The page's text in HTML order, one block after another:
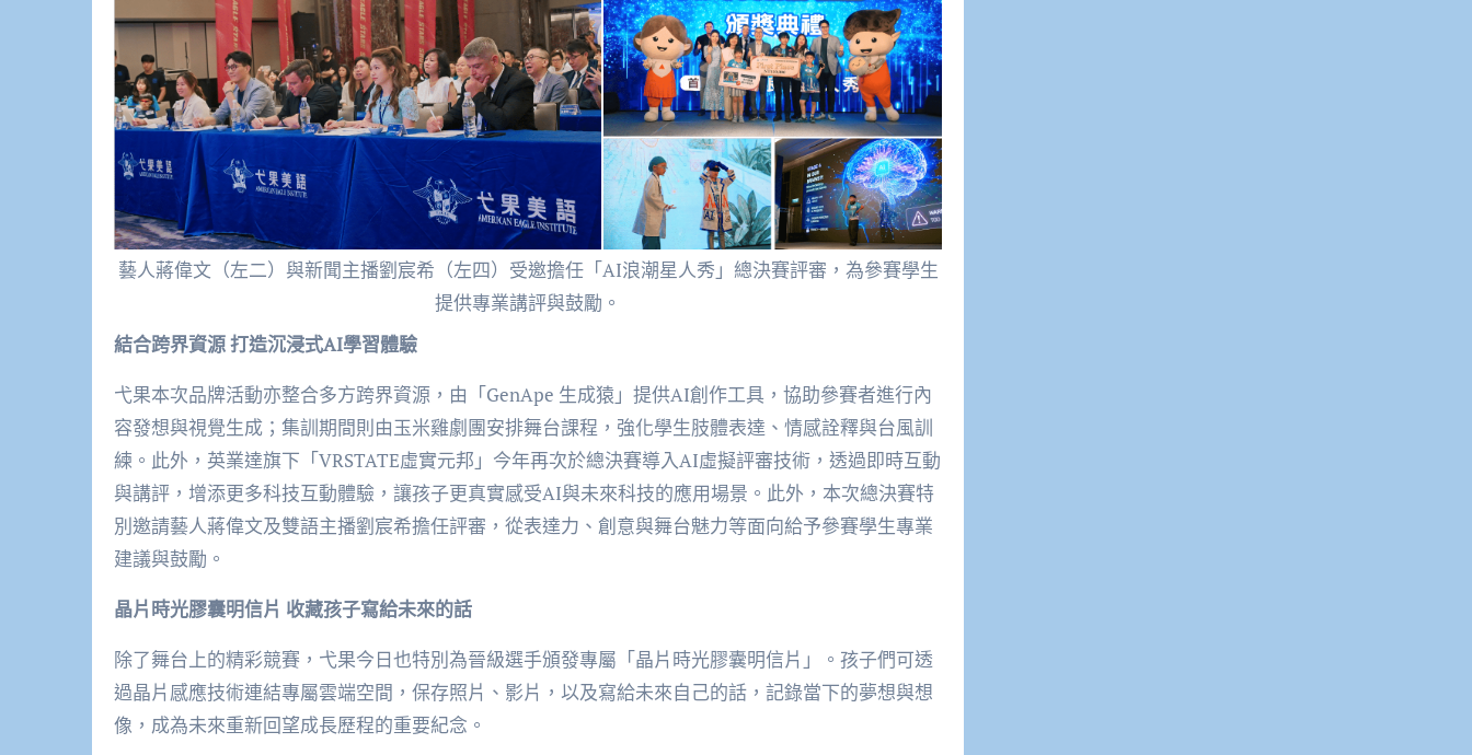
藝人蔣偉文（左二）與新聞主播劉宸希（左四）受邀擔任「AI浪潮星人秀」總決賽評審，為參賽學生
提供專業講評與鼓勵。
結合跨界資源 打造沉浸式AI學習體驗
弋果本次品牌活動亦整合多方跨界資源，由「GenApe 生成猿」提供AI創作工具，協助參賽者進行內
容發想與視覺生成；集訓期間則由玉米雞劇團安排舞台課程，強化學生肢體表達、情感詮釋與台風訓
練。此外，英業達旗下「VRSTATE虛實元邦」今年再次於總決賽導入AI虛擬評審技術，透過即時互動
與講評，增添更多科技互動體驗，讓孩子更真實感受AI與未來科技的應用場景。此外，本次總決賽特
別邀請藝人蔣偉文及雙語主播劉宸希擔任評審，從表達力、創意與舞台魅力等面向給予參賽學生專業
建議與鼓勵。
晶片時光膠囊明信片 收藏孩子寫給未來的話
除了舞台上的精彩競賽，弋果今日也特別為晉級選手頒發專屬「晶片時光膠囊明信片」。孩子們可透
過晶片感應技術連結專屬雲端空間，保存照片、影片，以及寫給未來自己的話，記錄當下的夢想與想
像，成為未來重新回望成長歷程的重要紀念。